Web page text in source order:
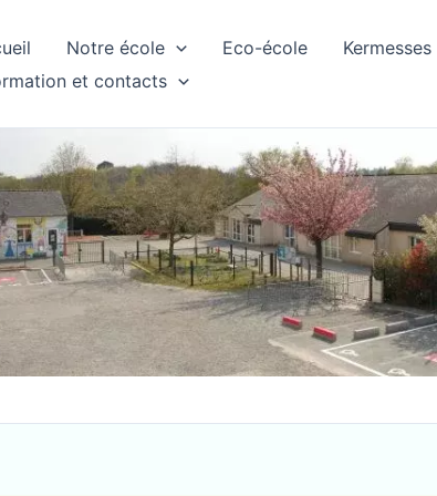
Notre école Eco-école Kermesses
et contacts